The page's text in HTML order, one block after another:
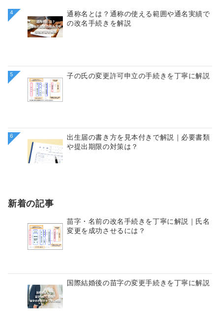
4
通称名とは？通称の使える範囲や通名実績で
の改名手続きを解説
5 子の氏の変更許可申立の手続きを丁寧に解説
6
出生届の書き方を見本付きで解説｜必要書類
や提出期限の対策は？
新着の記事
苗字・名前の改名手続きを丁寧に解説｜氏名
変更を成功させるには？
国際結婚後の苗字の変更手続きを丁寧に解説